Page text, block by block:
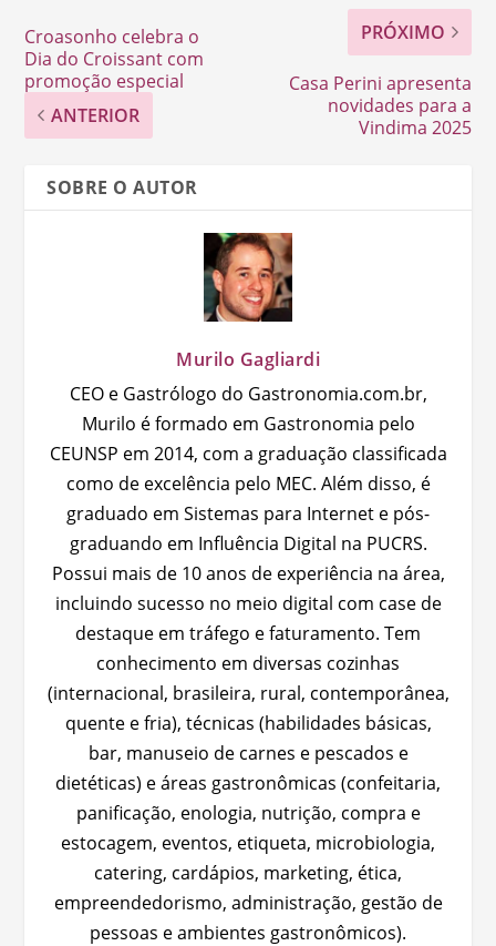
Croasonho celebra o
Dia do Croissant com
promoção especial
ANTERIOR
PRÓXIMO
Casa Perini apresenta
novidades para a
Vindima 2025
SOBRE O AUTOR
Murilo Gagliardi
CEO e Gastrólogo do Gastronomia.com.br,
Murilo é formado em Gastronomia pelo
CEUNSP em 2014, com a graduação classificada
como de excelência pelo MEC. Além disso, é
graduado em Sistemas para Internet e pós-
graduando em Influência Digital na PUCRS.
Possui mais de 10 anos de experiência na área,
incluindo sucesso no meio digital com case de
destaque em tráfego e faturamento. Tem
conhecimento em diversas cozinhas
(internacional, brasileira, rural, contemporânea,
quente e fria), técnicas (habilidades básicas,
bar, manuseio de carnes e pescados e
dietéticas) e áreas gastronômicas (confeitaria,
panificação, enologia, nutrição, compra e
estocagem, eventos, etiqueta, microbiologia,
catering, cardápios, marketing, ética,
empreendedorismo, administração, gestão de
pessoas e ambientes gastronômicos).